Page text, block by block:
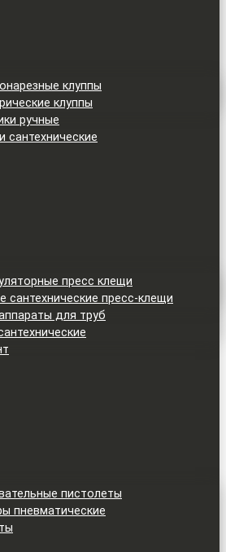
клуппы
клуппы
ручные
сантехнические
пресс клещи
сантехнические пресс-клещи
для труб
пистолеты
пневматические